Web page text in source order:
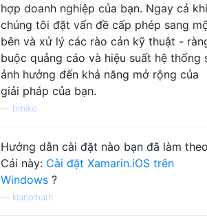
hợp doanh nghiệp của bạn. Ngay cả khi
chúng tôi đặt vấn đề cấp phép sang
bên và xử lý các rào cản kỹ thuật -
buộc quảng cáo và hiệu suất hệ thống
ảnh hưởng đến khả năng mở rộng của
giải pháp của bạn.
bmike
Hướng dẫn cài đặt nào bạn đã làm
Cái này: Cài đặt Xamarin.iOS trên
Windows ?
klanomath